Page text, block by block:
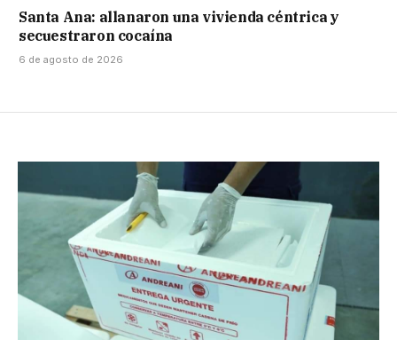
Santa Ana: allanaron una vivienda céntrica y
secuestraron cocaína
6 de agosto de 2026